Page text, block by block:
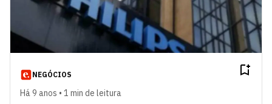
NEGÓCIOS
Há 9 anos • 1 min de leitura